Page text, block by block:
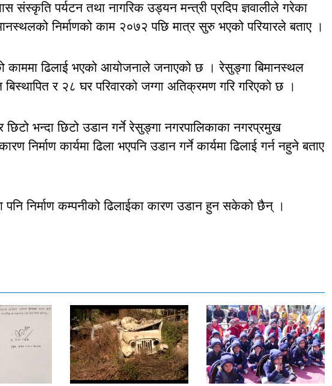
संस्कृति पर्यटन तथा नागरिक उड्यन मन्त्री प्रदिप ज्ञवालीले गरेका
निर्माणको काम २०७२ पछि मात्र सुरु भएको परियारले बताए ।
काममा ढिलाई भएको आयोजनाले जनाएको छ । रेसुङ्गा बिमानस्थल
र २८ घर परिवारको जग्गा अतिक्रमण गरि गरिएको छ ।
भन्दा छिटो उडान गर्ने रेसुङ्गा नगरपालिकाका नगरप्रमुख
निर्माण कार्यमा ढिला भएपनि उडान गर्ने कार्यमा ढिलाई गर्न नहुने बताए
पनि निर्माण कम्पनीको ढिलाईका कारण उडान हुन सकेको छैन् ।